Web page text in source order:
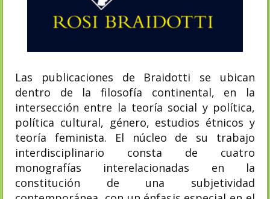
Las publicaciones de Braidotti se ubican
dentro de la filosofía continental, en la
intersección entre la teoría social y política,
política cultural, género, estudios étnicos y
teoría feminista. El núcleo de su trabajo
interdisciplinario consta de cuatro
monografías interelacionadas en la
constitución de una subjetividad